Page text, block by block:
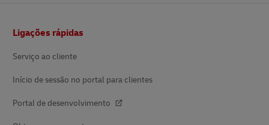
Ligações rápidas
Serviço ao cliente
Início de sessão no portal para clientes
Portal de desenvolvimento